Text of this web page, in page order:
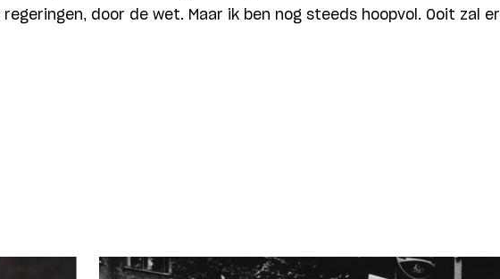
door de wet. Maar ik ben nog steeds hoopvol. Ooit zal er